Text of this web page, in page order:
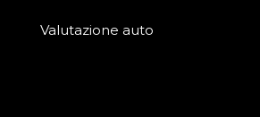
Valutazione auto